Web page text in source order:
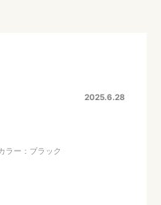
2025.6.28
ラー：ブラック